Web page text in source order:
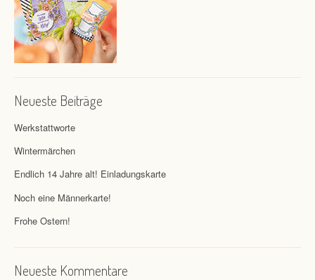
Neueste Beiträge
Werkstattworte
Wintermärchen
Endlich 14 Jahre alt! Einladungskarte
Noch eine Männerkarte!
Frohe Ostern!
Neueste Kommentare